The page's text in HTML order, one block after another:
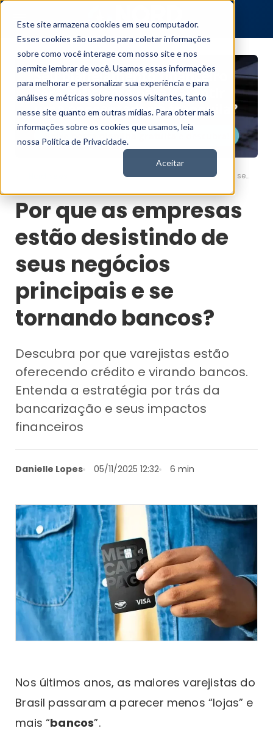
Este site armazena cookies em seu computador.
Esses cookies são usados para coletar informações
sobre como você interage com nosso site e nos
permite lembrar de você. Usamos essas informações
para melhorar e personalizar sua experiência e para
análises e métricas sobre nossos visitantes, tanto
nesse site quanto em outras mídias. Para obter mais
informações sobre os cookies que usamos, leia
nossa Política de Privacidade.
Aceitar
Por que as empresas estão desistindo de seus negócios principais e se tornando bancos?
Por que as empresas
estão desistindo de
seus negócios
principais e se
tornando bancos?
Descubra por que varejistas estão
oferecendo crédito e virando bancos.
Entenda a estratégia por trás da
bancarização e seus impactos
financeiros
Danielle Lopes 05/11/2025 12:32 6 min
Nos últimos anos, as maiores varejistas do
Brasil passaram a parecer menos “lojas” e
mais “bancos”.